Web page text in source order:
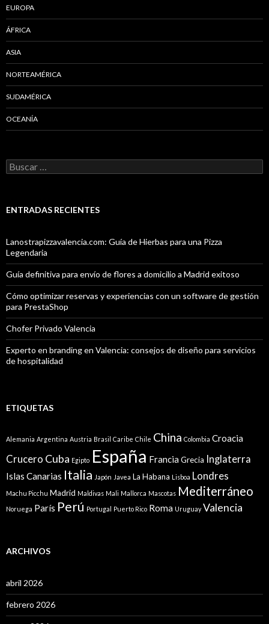
EUROPA
ÁFRICA
ASIA
NORTEAMÉRICA
SUDAMÉRICA
OCEANÍA
Buscar:
ENTRADAS RECIENTES
Lanostrapizzavalencia.com: Guía de Hierbas para una Pizza
Legendaria
Guía definitiva para envío de flores a domicilio a Madrid exitoso
Cómo optimizar reservas y experiencias con un software de gestión
para PrestaShop
Chofer Privado Valencia
Experto en branding en Valencia: consejos de diseño para servicios
de hospitalidad
ETIQUETAS
Alemania Argentina Austria Brasil Caribe Chile China Colombia Croacia
Crucero Cuba Egipto España FranciaGrecia Inglaterra
Islas Canarias Italia Japón Javea La Habana Lisboa Londres
Machu Picchu Madrid Maldivas Mali Mallorca Mascotas Mediterráneo
Noruega París Perú Portugal Puerto Rico Roma Uruguay Valencia
ARCHIVOS
abril 2026
febrero 2026